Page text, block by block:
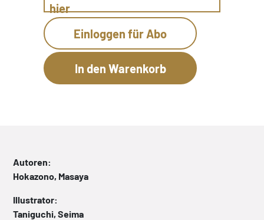
hier
Einloggen für Abo
Autoren:
Hokazono, Masaya
Illustrator:
Taniguchi, Seima